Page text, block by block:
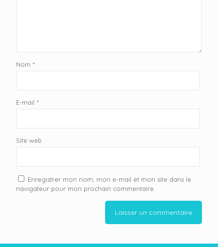
Nom *
E-mail *
Site web
Enregistrer mon nom, mon e-mail et mon site dans le
navigateur pour mon prochain commentaire.